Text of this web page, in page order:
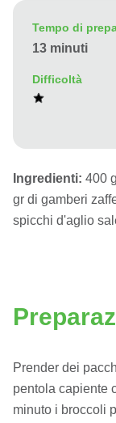
Tempo di
13 minuti
Difficoltà
Ingredienti: 400
gr di gamberi
spicchi d'aglio
Prender dei
pentola capiente
minuto i broccoli